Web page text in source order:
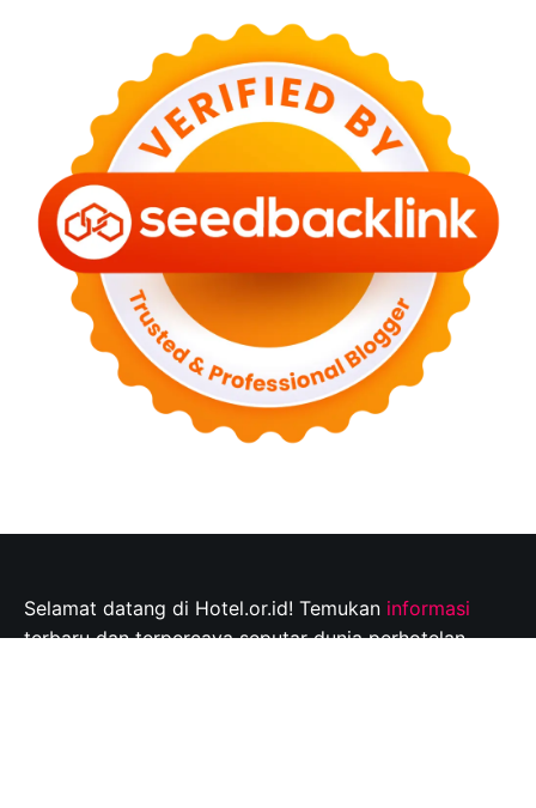
Selamat datang di Hotel.or.id! Temukan informasi
terbaru dan terpercaya seputar dunia perhotelan,